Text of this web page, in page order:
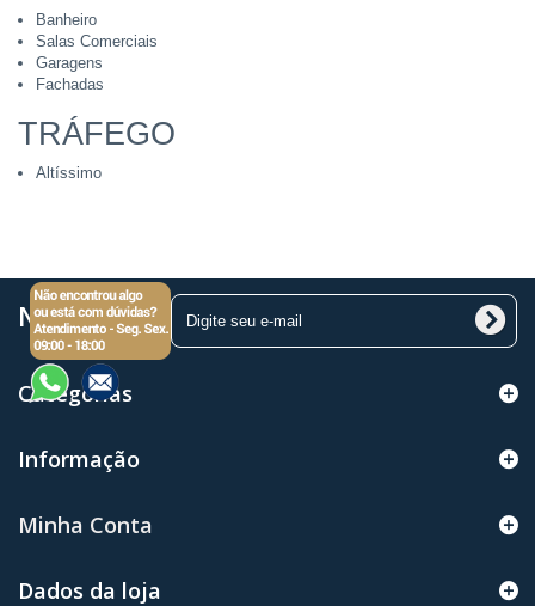
Banheiro
Salas Comerciais
Garagens
Fachadas
TRÁFEGO
Altíssimo
Newsletter
Categorias
Informação
Minha Conta
Dados da loja